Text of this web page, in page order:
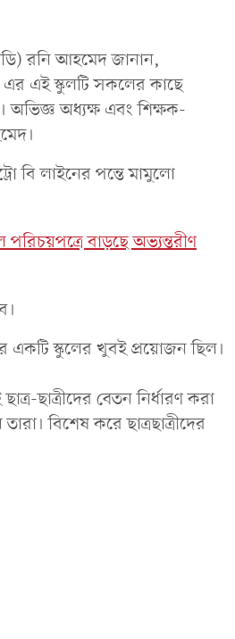
রনি আহমেদ জানান,
এর এই স্কুলটি সকলের কাছে
অভিজ্ঞ অধ্যক্ষ এবং শিক্ষক-
বি লাইনের পন্তে মামুলো
বাড়ছে অভ্যন্তরীণ
একটি স্কুলের খুবই প্রয়োজন ছিল।
ছাত্রীদের বেতন নির্ধারণ করা
বিশেষ করে ছাত্রছাত্রীদের